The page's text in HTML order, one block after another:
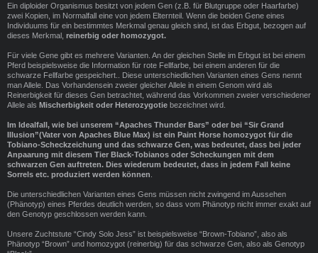
Ein diploider Organismus besitzt von jedem Gen (z.B. für Blutgruppe oder Haarfarbe)
zwei Kopien, im Normalfall eine von jedem Elternteil. Wenn die beiden Gene eines
Individuums für ein bestimmtes Merkmal genau gleich sind, ist das Erbgut, bezogen auf
dieses Merkmal, reinerbig oder homozygot.
Für viele Gene gibt es mehrere Varianten. An der gleichen Stelle im Erbgut ist bei einem
Pferd beispielsweise die Information für rote Fellfarbe, bei einem anderen für die
schwarze Fellfarbe gespeichert.. Diese unterschiedlichen Varianten eines Gens nennt
man Allele. Das Vorhandensein zweier gleicher Allele in einem Genom wird als
Reinerbigkeit für dieses Gen betrachtet, während das Vorkommen zweier verschiedener
Allele als Mischerbigkeit oder Heterozygotie bezeichnet wird.
Im Idealfall, wie bei unserem “Apaches Thunder Bars” oder bei “Sir Grand
Illusion”(Vater von Apaches Blue Max) ist ein Paint Horse homozygot für die
Tobiano-Scheckzeichung und das schwarze Gen, was bedeutet, dass bei jeder
Anpaarung mit diesem Tier Black-Tobianos oder Scheckungen mit dem
schwarzen Gen auftreten. Dies wiederum bedeutet, dass in jedem Fall keine
Sorrels etc. produziert werden können
Die unterschiedlichen Varianten eines Gens müssen nicht zwingend im Aussehen
(Phänotyp) eines Pferdes deutlich werden, so dass vom Phänotyp nicht immer exakt auf
den Genotyp geschlossen werden kann.
Unsere Zuchtstute “Cindy Solo Jess” ist beispielsweise “Brown-Tobiano”, also als
Phänotyp “Brown” und homozygot (reinerbig) für das schwarze Gen, also als Genotyp